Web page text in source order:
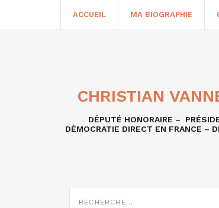
ACCUEIL MA BIOGRAPHIE
CHRISTIAN
DÉPUTÉ HONORAIRE –
DÉMOCRATIE DIRECT EN FRANCE –
SUR